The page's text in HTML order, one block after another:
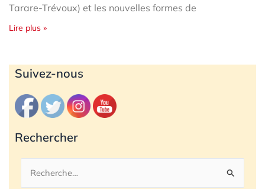
Tarare-Trévoux) et les nouvelles formes de
Lire plus »
Suivez-nous
Rechercher
Rechercher :
Archives